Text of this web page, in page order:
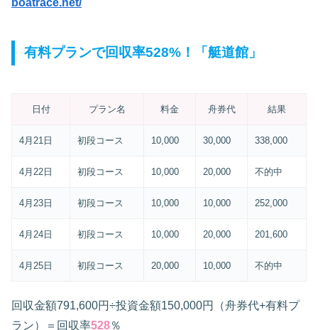
boatrace.net/
有料プランで回収率528%！「艇道館」
日付 プラン名 料金 舟券代 結果
4月21日 初段コース 10,000 30,000 338,000
4月22日 初段コース 10,000 20,000 不的中
4月23日 初段コース 10,000 10,000 252,000
4月24日 初段コース 10,000 20,000 201,600
4月25日 初段コース 20,000 10,000 不的中
回収金額791,600円÷投資金額150,000円（舟券代+有料プ
ラン）＝回収率528％